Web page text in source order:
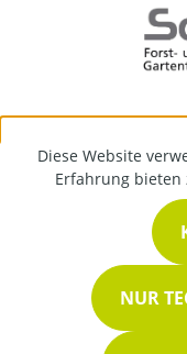
Diese Website
Erfahrung bieten
NUR